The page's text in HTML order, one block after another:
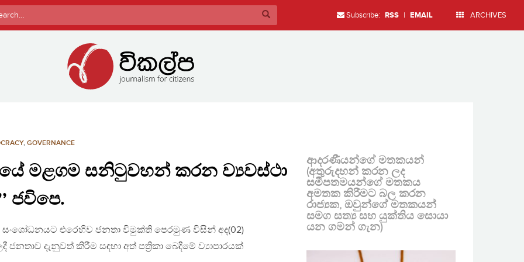
Subscribe: RSS | EMAIL ARCHIVES
, GOVERNANCE
මළගම සනිටුවහන් කරන ව්‍යවස්ථා
ජවිපෙ.
එරෙහිව ජනතා විමුක්ති පෙරමුණ විසින් අද(02)
දැනුවත් කිරීම සඳහා අත් පත්‍රිකා බෙදීමේ ව්‍යාපාරයක්
ආදරණීයන්ගේ මතකයන්
(අතුරුදහන් කරන ලද
සමීපතමයන්ගේ මතකය
අමතක කිරීමට බල කරන
රාජ්‍යක, ඔවුන්ගේ මතකයන්
සමග සත්‍ය සහ යුක්තිය සොයා
යන ගමන් ගැන)